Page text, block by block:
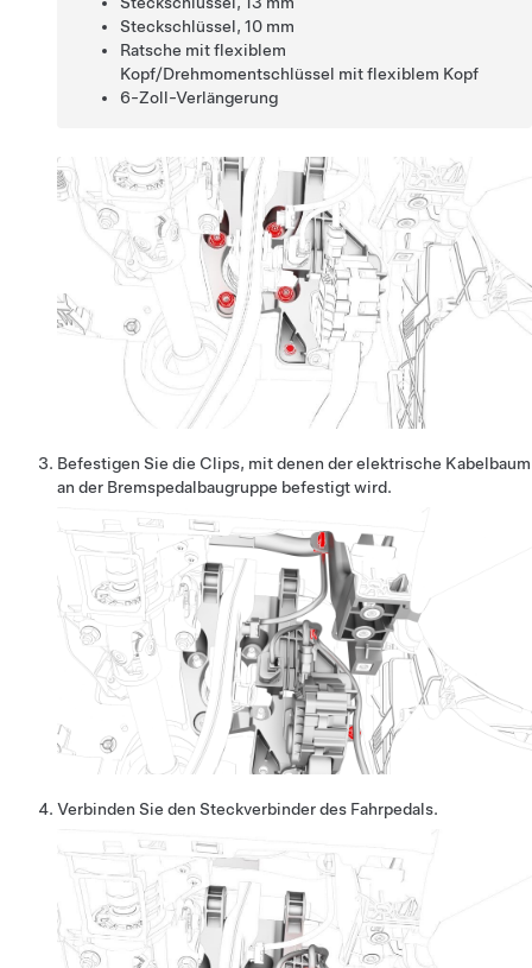
Steckschlüssel, 10 mm
Ratsche mit flexiblem
Kopf/Drehmomentschlüssel mit flexiblem Kopf
6-Zoll-Verlängerung
Befestigen Sie die Clips, mit denen der elektrische Kabelbaum
an der Bremspedalbaugruppe befestigt wird.
Verbinden Sie den Steckverbinder des Fahrpedals.